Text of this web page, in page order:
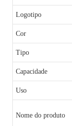
Logotipo
Cor
Tipo
Capacidade
Uso
Nome do produto